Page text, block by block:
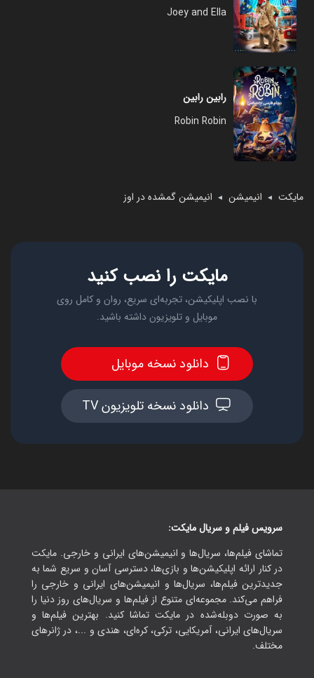
Joey and Ella
رابین رابین
Robin Robin
مایکت ◄ انیمیشن ◄ انیمیشن گمشده در اوز
مایکت را نصب کنید
با نصب اپلیکیشن، تجربه‌ای سریع، روان و کامل روی
موبایل و تلویزیون داشته باشید.
دانلود نسخه موبایل
دانلود نسخه تلویزیون TV
سرویس فیلم و سریال مایکت:
تماشای فیلم‌ها، سریال‌ها و انیمیشن‌های ایرانی و خارجی. مایکت
در کنار ارائه اپلیکیشن‌ها و بازی‌ها، دسترسی آسان و سریع شما به
جدیدترین فیلم‌ها، سریال‌ها و انیمیشن‌های ایرانی و خارجی را
فراهم می‌کند. مجموعه‌ای متنوع از فیلم‌ها و سریال‌های روز دنیا را
به صورت دوبله‌شده در مایکت تماشا کنید. بهترین فیلم‌ها و
سریال‌های ایرانی، آمریکایی، ترکی، کره‌ای، هندی و ...، در ژانرهای
مختلف.